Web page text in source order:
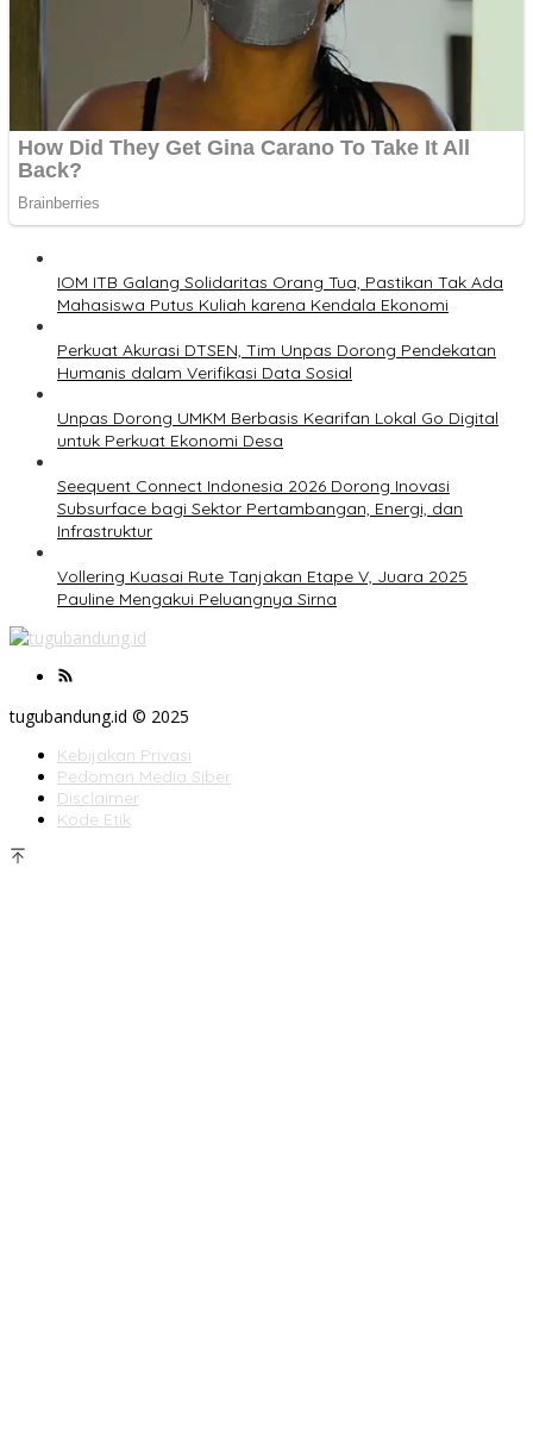
IOM ITB Galang Solidaritas Orang Tua, Pastikan Tak Ada
Mahasiswa Putus Kuliah karena Kendala Ekonomi
Perkuat Akurasi DTSEN, Tim Unpas Dorong Pendekatan
Humanis dalam Verifikasi Data Sosial
Unpas Dorong UMKM Berbasis Kearifan Lokal Go Digital
untuk Perkuat Ekonomi Desa
Seequent Connect Indonesia 2026 Dorong Inovasi
Subsurface bagi Sektor Pertambangan, Energi, dan
Infrastruktur
Vollering Kuasai Rute Tanjakan Etape V, Juara 2025
Pauline Mengakui Peluangnya Sirna
tugubandung.id © 2025
Kebijakan Privasi
Pedoman Media Siber
Disclaimer
Kode Etik